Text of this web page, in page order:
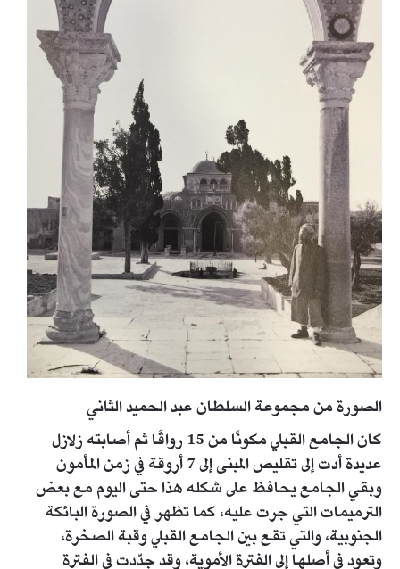
الصورة من مجموعة السلطان عبد الحميد الثاني
كان الجامع القبلي مكونًا من 15 رواقًا ثم أصابته زلازل
عديدة أدت إلى تقليص المبنى إلى 7 أروقة في زمن المأمون
وبقي الجامع يحافظ على شكله هذا حتى اليوم مع بعض
الترميمات التي جرت عليه، كما تظهر في الصورة البائكة
الجنوبية، والتي تقع بين الجامع القبلي وقبة الصخرة،
وتعود في أصلها إلى الفترة الأموية، وقد جدّدت في الفترة